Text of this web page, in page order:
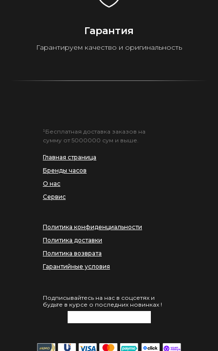
Гарантия
Гарантируем качество и оригинальность
Подписывайтесь на нас в соцсетях и
будьте в курсе о последних новинках !
Главная страница
Бренды часов
О нас
Сервис
¹Бесплатная доставка заказов на
сумму от 5000000 сум и выше.
Политика конфиденциальности
Политика доставки
Политика возврата
Гарантийные условия